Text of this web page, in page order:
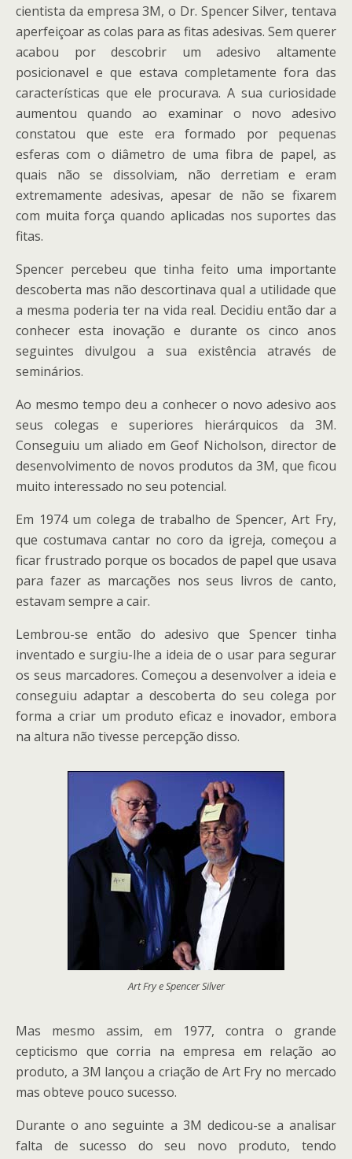
cientista da empresa 3M, o Dr. Spencer Silver, tentava
aperfeiçoar as colas para as fitas adesivas. Sem querer
acabou por descobrir um adesivo altamente
posicionavel e que estava completamente fora das
características que ele procurava. A sua curiosidade
aumentou quando ao examinar o novo adesivo
constatou que este era formado por pequenas
esferas com o diâmetro de uma fibra de papel, as
quais não se dissolviam, não derretiam e eram
extremamente adesivas, apesar de não se fixarem
com muita força quando aplicadas nos suportes das
fitas.
Spencer percebeu que tinha feito uma importante
descoberta mas não descortinava qual a utilidade que
a mesma poderia ter na vida real. Decidiu então dar a
conhecer esta inovação e durante os cinco anos
seguintes divulgou a sua existência através de
seminários.
Ao mesmo tempo deu a conhecer o novo adesivo aos
seus colegas e superiores hierárquicos da 3M.
Conseguiu um aliado em Geof Nicholson, director de
desenvolvimento de novos produtos da 3M, que ficou
muito interessado no seu potencial.
Em 1974 um colega de trabalho de Spencer, Art Fry,
que costumava cantar no coro da igreja, começou a
ficar frustrado porque os bocados de papel que usava
para fazer as marcações nos seus livros de canto,
estavam sempre a cair.
Lembrou-se então do adesivo que Spencer tinha
inventado e surgiu-lhe a ideia de o usar para segurar
os seus marcadores. Começou a desenvolver a ideia e
conseguiu adaptar a descoberta do seu colega por
forma a criar um produto eficaz e inovador, embora
na altura não tivesse percepção disso.
Art Fry e Spencer Silver
Mas mesmo assim, em 1977, contra o grande
cepticismo que corria na empresa em relação ao
produto, a 3M lançou a criação de Art Fry no mercado
mas obteve pouco sucesso.
Durante o ano seguinte a 3M dedicou-se a analisar
falta de sucesso do seu novo produto, tendo